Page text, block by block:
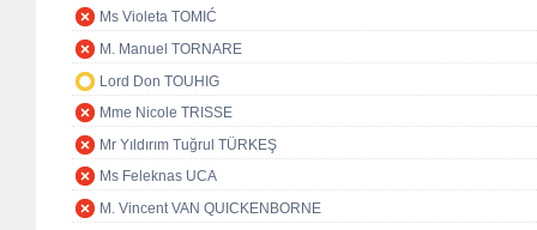
Ms Violeta TOMIĆ
M. Manuel TORNARE
Lord Don TOUHIG
Mme Nicole TRISSE
Mr Yıldırım Tuğrul TÜRKEŞ
Ms Feleknas UCA
M. Vincent VAN QUICKENBORNE